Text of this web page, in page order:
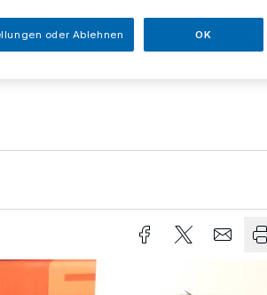
mehr in einen Konzertsaal:
Mettmann mit ihrem
die Gelegenheit, Werbung für
oder Ablehnen OK